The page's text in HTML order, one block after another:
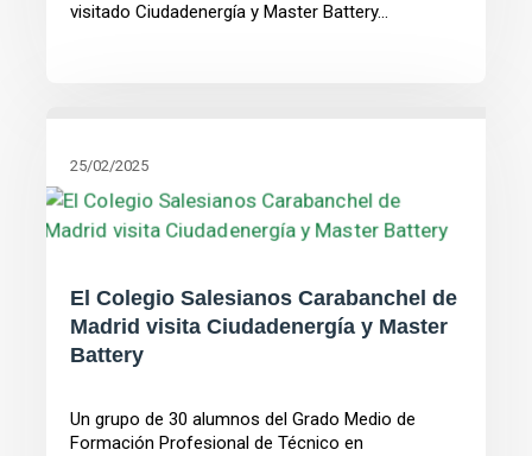
visitado Ciudadenergía y Master Battery...
25/02/2025
El Colegio Salesianos Carabanchel de
Madrid visita Ciudadenergía y Master
Battery
Un grupo de 30 alumnos del Grado Medio de
Formación Profesional de Técnico en